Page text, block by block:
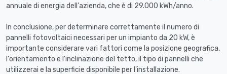
annuale di energia dell'azienda, che è di 29.000 kWh/anno.
In conclusione, per determinare correttamente il numero di
pannelli fotovoltaici necessari per un impianto da 20 kW, è
importante considerare vari fattori come la posizione geografica,
l'orientamento e l'inclinazione del tetto, il tipo di pannelli che
utilizzerai e la superficie disponibile per l'installazione.